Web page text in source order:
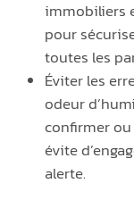
immobiliers
pour
toutes les
Éviter les
odeur
confirmer ou
évite
alerte.